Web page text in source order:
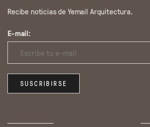
Recibe noticias de Yemail Arquitectura.
E-mail: